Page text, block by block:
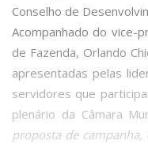
Conselho de
Acompanhado do vice-
de Fazenda, Orlando
apresentadas pelas
servidores que
plenário da Câmara
proposta de campanha,